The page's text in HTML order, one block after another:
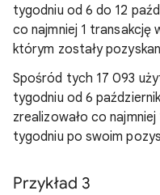
tygodniu od 6 do 12
co najmniej 1 transakcję
którym zostały
Spośród tych 17 093
tygodniu od 6
zrealizowało co
tygodniu po swoim
Przykład 3